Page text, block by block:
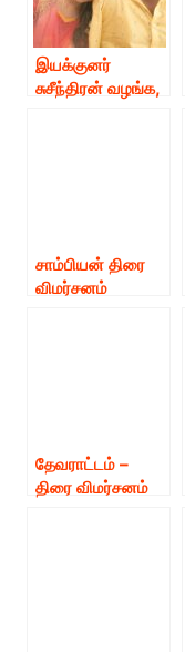
இயக்குனர்
சுசீந்திரன் வழங்க,
வெங்கடேசன்”
சாம்பியன் திரை
விமர்சனம்
தேவராட்டம் –
திரை விமர்சனம்